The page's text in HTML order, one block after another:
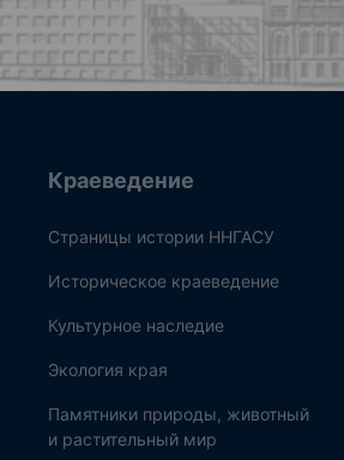
Краеведение
Страницы истории ННГАСУ
Историческое краеведение
Культурное наследие
Экология края
Памятники природы, животный
и растительный мир